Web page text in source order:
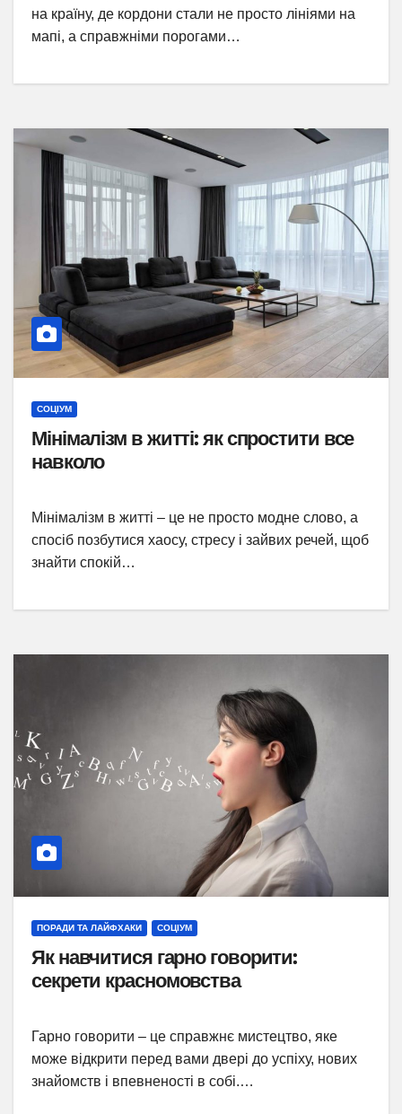
на країну, де кордони стали не просто лініями на
мапі, а справжніми порогами…
СОЦІУМ
Мінімалізм в житті: як спростити все
навколо
Мінімалізм в житті – це не просто модне слово, а
спосіб позбутися хаосу, стресу і зайвих речей, щоб
знайти спокій…
ПОРАДИ ТА ЛАЙФХАКИ СОЦІУМ
Як навчитися гарно говорити:
секрети красномовства
Гарно говорити – це справжнє мистецтво, яке
може відкрити перед вами двері до успіху, нових
знайомств і впевненості в собі.…